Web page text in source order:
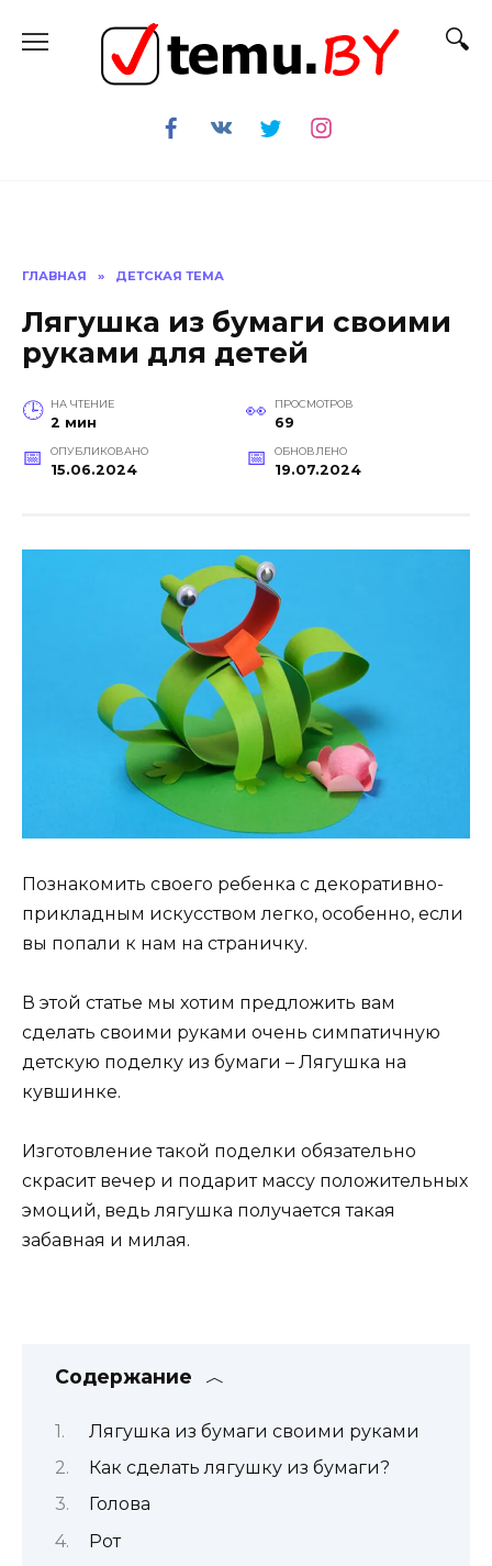
содержанию
ГЛАВНАЯ » ДЕТСКАЯ ТЕМА
Лягушка из бумаги своими
руками для детей
НА ЧТЕНИЕ
2 мин
ПРОСМОТРОВ
69
ОПУБЛИКОВАНО
15.06.2024
ОБНОВЛЕНО
19.07.2024
Познакомить своего ребенка с декоративно-
прикладным искусством легко, особенно, если
вы попали к нам на страничку.
В этой статье мы хотим предложить вам
сделать своими руками очень симпатичную
детскую поделку из бумаги – Лягушка на
кувшинке.
Изготовление такой поделки обязательно
скрасит вечер и подарит массу положительных
эмоций, ведь лягушка получается такая
забавная и милая.
Содержание
Лягушка из бумаги своими руками
Как сделать лягушку из бумаги?
Голова
Рот